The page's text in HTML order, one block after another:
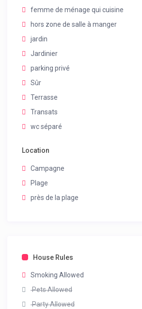
femme de ménage qui cuisine
hors zone de salle à manger
jardin
Jardinier
parking privé
Sûr
Terrasse
Transats
wc séparé
Location
Campagne
Plage
près de la plage
House Rules
Smoking Allowed
Pets Allowed
Party Allowed